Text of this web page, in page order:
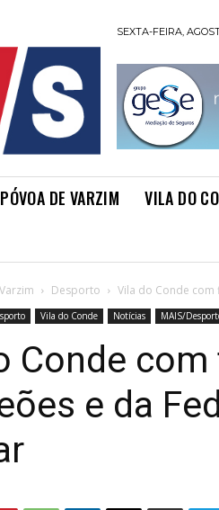
SEXTA-FEIRA,
PÓVOA DE VARZIM VILA DO
Desporto Vila do Conde com
Vila do Conde Notícias MAIS/
Conde
e da